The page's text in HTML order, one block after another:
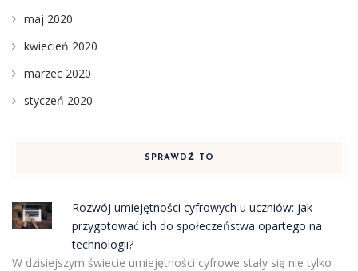
maj 2020
kwiecień 2020
marzec 2020
styczeń 2020
SPRAWDŹ TO
Rozwój umiejętności cyfrowych u uczniów: jak
przygotować ich do społeczeństwa opartego na
technologii?
W dzisiejszym świecie umiejętności cyfrowe stały się nie tylko